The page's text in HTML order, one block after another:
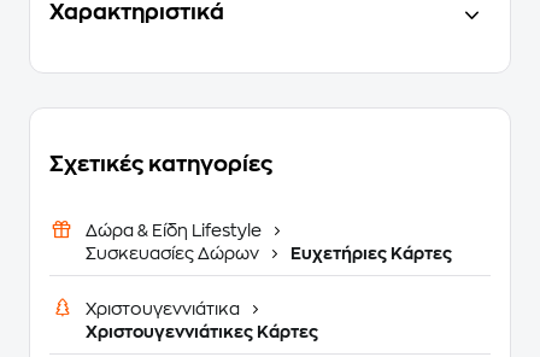
Χαρακτηριστικά
Σχετικές κατηγορίες
Δώρα & Είδη Lifestyle
Συσκευασίες Δώρων
Ευχετήριες Κάρτες
Χριστουγεννιάτικα
Χριστουγεννιάτικες Κάρτες